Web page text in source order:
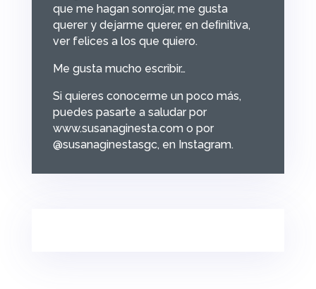
que me hagan sonrojar, me gusta
querer y dejarme querer, en deﬁnitiva,
ver felices a los que quiero.
Me gusta mucho escribir…
Si quieres conocerme un poco más,
puedes pasarte a saludar por
www.susanaginesta.com o por
@susanaginestasgc, en Instagram.